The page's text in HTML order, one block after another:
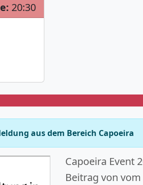
20:30
aus dem Bereich Capoeira
Capoeira Event
Beitrag von vom